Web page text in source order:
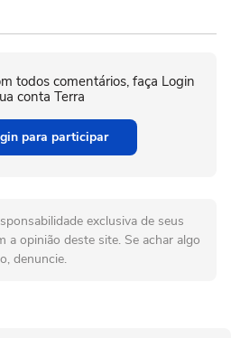
todos comentários, faça Login
conta Terra
para participar
exclusiva de seus
a opinião deste site. Se achar algo
denuncie.